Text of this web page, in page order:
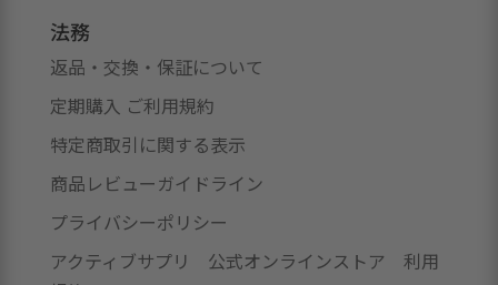
法務
返品・交換・保証について
定期購入 ご利用規約
特定商取引に関する表示
商品レビューガイドライン
プライバシーポリシー
アクティブサプリ 公式オンラインストア 利用